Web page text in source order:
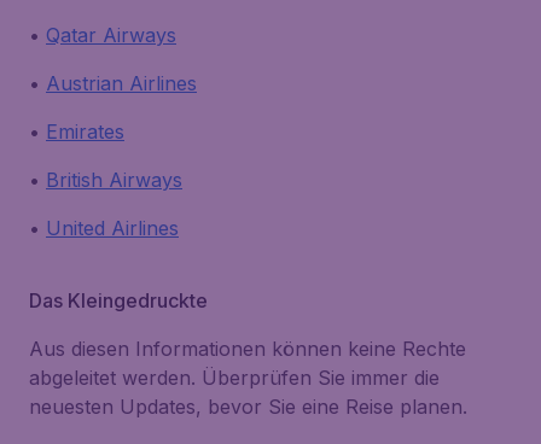
• Qatar Airways
• Austrian Airlines
• Emirates
• British Airways
• United Airlines
Das Kleingedruckte
Aus diesen Informationen können keine Rechte
abgeleitet werden. Überprüfen Sie immer die
neuesten Updates, bevor Sie eine Reise planen.